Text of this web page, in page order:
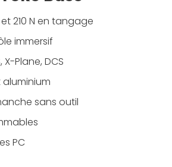
210 N en tangage
immersif
Plane, DCS
sans outil
PC